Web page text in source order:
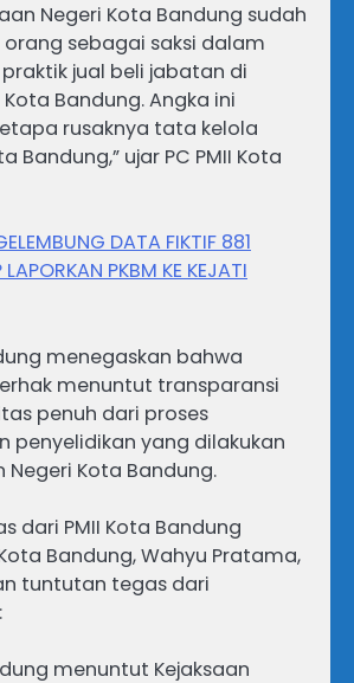
Negeri Kota Bandung sudah
sebagai saksi dalam
jual beli jabatan di
Bandung. Angka ini
rusaknya tata kelola
Bandung,” ujar PC PMII Kota
DATA FIKTIF 881
LAPORKAN PKBM KE KEJATI
menegaskan bahwa
menuntut transparansi
penuh dari proses
penyelidikan yang dilakukan
Negeri Kota Bandung.
dari PMII Kota Bandung
Bandung, Wahyu Pratama,
tuntutan tegas dari
menuntut Kejaksaan